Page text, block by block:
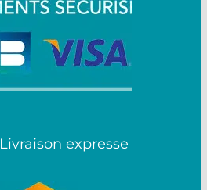
Livraison expresse